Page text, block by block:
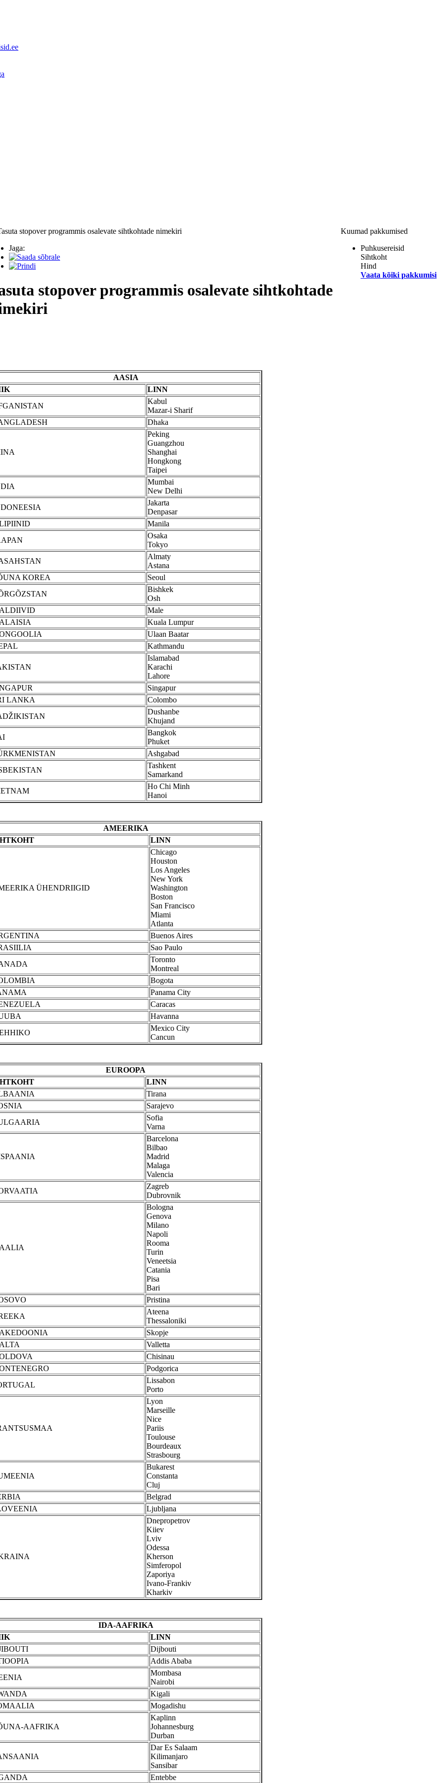
Jaga:
stopover programmis osalevate sihtkohtade
AASIA
LINN
Kabul
Mazar-i Sharif
Dhaka
Peking
Guangzhou
Shanghai
Hongkong
Taipei
Mumbai
New Delhi
Jakarta
Denpasar
Manila
Osaka
Tokyo
Almaty
Astana
KOREA
Seoul
Bishkek
Osh
Male
Kuala Lumpur
Ulaan Baatar
Kathmandu
Islamabad
Karachi
Lahore
Singapur
LANKA
Colombo
Dushanbe
Khujand
Bangkok
Phuket
Ashgabad
Tashkent
Samarkand
Ho Chi Minh
Hanoi
AMEERIKA
LINN
ÜHENDRIIGID
Chicago
Houston
Los Angeles
New York
Washington
Boston
San Francisco
Miami
Atlanta
Buenos Aires
Sao Paulo
Toronto
Montreal
Bogota
Panama City
Caracas
Havanna
Mexico City
Cancun
EUROOPA
LINN
Tirana
Sarajevo
Sofia
Varna
Barcelona
Bilbao
Madrid
Malaga
Valencia
Zagreb
Dubrovnik
Bologna
Genova
Milano
Napoli
Rooma
Turin
Veneetsia
Catania
Pisa
Bari
Pristina
Ateena
Thessaloniki
Skopje
Valletta
Chisinau
Podgorica
Lissabon
Porto
Lyon
Marseille
Nice
Pariis
Toulouse
Bourdeaux
Strasbourg
Bukarest
Constanta
Cluj
Belgrad
Ljubljana
Dnepropetrov
Kiiev
Lviv
Odessa
Kherson
Simferopol
Zaporiya
Ivano-Frankiv
Kharkiv
IDA-AAFRIKA
LINN
Dijbouti
Addis Ababa
Mombasa
Nairobi
Kigali
Mogadishu
AAFRIKA
Kaplinn
Johannesburg
Durban
Dar Es Salaam
Kilimanjaro
Sansibar
Entebbe
Kuumad pakkumised
Puhkusereisid
Sihtkoht
Hind
Vaata kõiki pakkumisi